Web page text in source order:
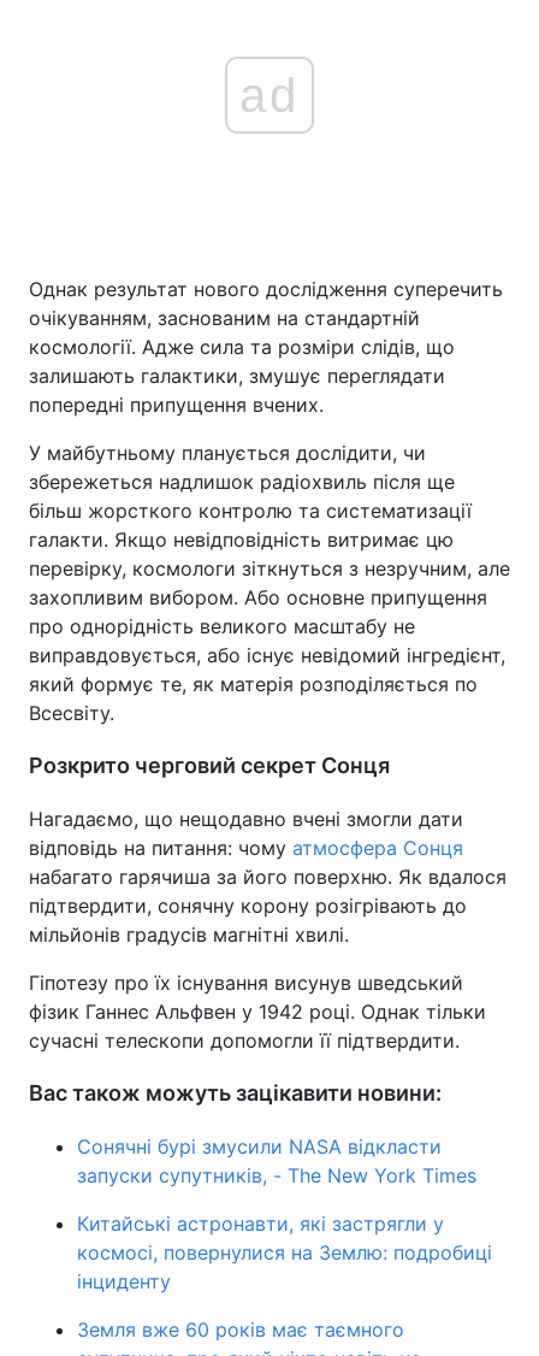
ad
Однак результат нового дослідження суперечить
очікуванням, заснованим на стандартній
космології. Адже сила та розміри слідів, що
залишають галактики, змушує переглядати
попередні припущення вчених.
У майбутньому планується дослідити, чи
збережеться надлишок радіохвиль після ще
більш жорсткого контролю та систематизації
галакти. Якщо невідповідність витримає цю
перевірку, космологи зіткнуться з незручним, але
захопливим вибором. Або основне припущення
про однорідність великого масштабу не
виправдовується, або існує невідомий інгредієнт,
який формує те, як матерія розподіляється по
Всесвіту.
Розкрито черговий секрет Сонця
Нагадаємо, що нещодавно вчені змогли дати
відповідь на питання: чому атмосфера Сонця
набагато гарячиша за його поверхню. Як вдалося
підтвердити, сонячну корону розігрівають до
мільйонів градусів магнітні хвилі.
Гіпотезу про їх існування висунув шведський
фізик Ганнес Альфвен у 1942 році. Однак тільки
сучасні телескопи допомогли її підтвердити.
Вас також можуть зацікавити новини:
Сонячні бурі змусили NASA відкласти
запуски супутників, - The New York Times
Китайські астронавти, які застрягли у
космосі, повернулися на Землю: подробиці
інциденту
Земля вже 60 років має таємного